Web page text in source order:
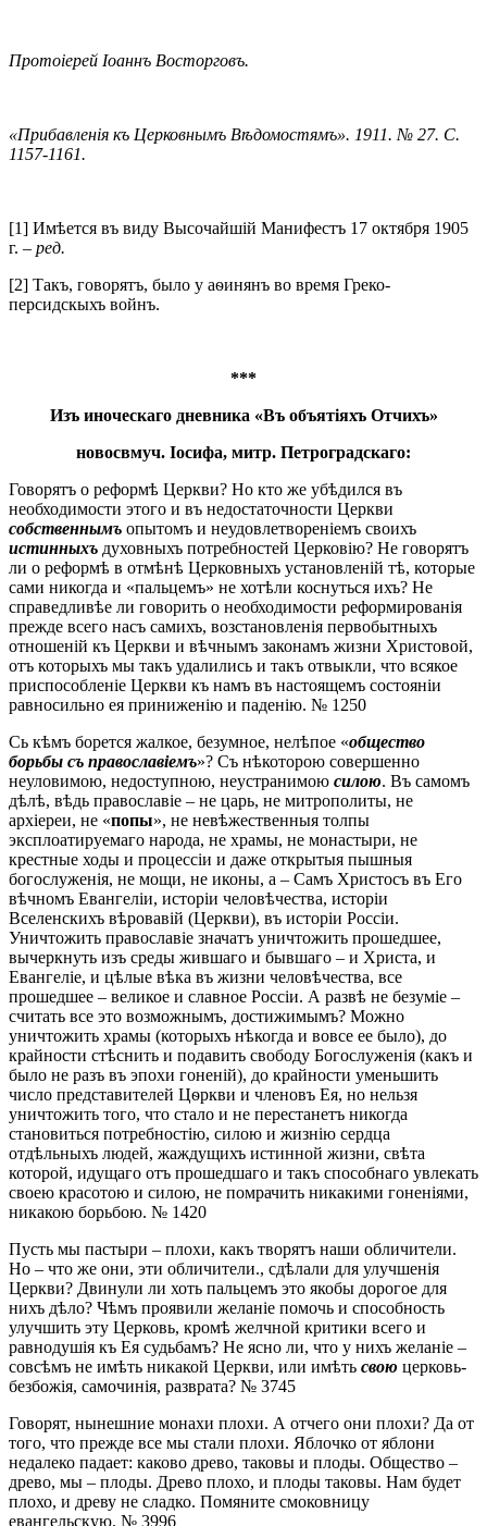
Протоіерей Іоаннъ Восторговъ.
«Прибавленія къ Церковнымъ Вѣдомостямъ». 1911. № 27. С.
1157-1161.
[1] Имѣется въ виду Высочайшій Манифестъ 17 октября 1905
г. – ред.
[2] Такъ, говорятъ, было у аѳинянъ во время Греко-
персидскыхъ войнъ.
***
Изъ иноческаго дневника «Въ объятіяхъ Отчихъ»
новосвмуч. Іосифа, митр. Петроградскаго:
Говорятъ о реформѣ Церкви? Но кто же убѣдился въ
необходимости этого и въ недостаточности Церкви
собственнымъ опытомъ и неудовлетвореніемъ своихъ
истинныхъ духовныхъ потребностей Церковію? Не говорятъ
ли о реформѣ в отмѣнѣ Церковныхъ установленій тѣ, которые
сами никогда и «пальцемъ» не хотѣли коснуться ихъ? Не
справедливѣе ли говорить о необходимости реформированія
прежде всего насъ самихъ, возстановленія первобытныхъ
отношеній къ Церкви и вѣчнымъ законамъ жизни Христовой,
отъ которыхъ мы такъ удалились и такъ отвыкли, что всякое
приспособленіе Церкви къ намъ въ настоящемъ состояніи
равносильно ея приниженію и паденію. № 1250
Сь кѣмъ борется жалкое, безумное, нелѣпое «общество
борьбы съ православіемъ»? Съ нѣкоторою совершенно
неуловимою, недоступною, неустранимою силою. Въ самомъ
дѣлѣ, вѣдь православіе – не царь, не митрополиты, не
архіереи, не «попы», не невѣжественныя толпы
эксплоатируемаго народа, не храмы, не монастыри, не
крестные ходы и процессіи и даже открытыя пышныя
богослуженія, не мощи, не иконы, а – Самъ Христосъ въ Его
вѣчномъ Евангеліи, исторіи человѣчества, исторіи
Вселенскихъ вѣровавій (Церкви), въ исторіи Россіи.
Уничтожить православіе значатъ уничтожить прошедшее,
вычеркнуть изъ среды жившаго и бывшаго – и Христа, и
Евангеліе, и цѣлые вѣка въ жизни человѣчества, все
прошедшее – великое и славное Россіи. А развѣ не безуміе –
считать все это возможнымъ, достижимымъ? Можно
уничтожить храмы (которыхъ нѣкогда и вовсе ее было), до
крайности стѣснить и подавить свободу Богослуженія (какъ и
было не разъ въ эпохи гоненій), до крайности уменьшить
число представителей Цѳркви и членовъ Ея, но нельзя
уничтожить того, что стало и не перестанетъ никогда
становиться потребностію, силою и жизнію сердца
отдѣльныхъ людей, жаждущихъ истинной жизни, свѣта
которой, идущаго отъ прошедшаго и такъ способнаго увлекать
своею красотою и силою, не помрачить никакими гоненіями,
никакою борьбою. № 1420
Пусть мы пастыри – плохи, какъ творятъ наши обличители.
Но – что же они, эти обличители., сдѣлали для улучшенія
Церкви? Двинули ли хоть пальцемъ это якобы дорогое для
нихъ дѣло? Чѣмъ проявили желаніе помочь и способность
улучшить эту Церковь, кромѣ желчной критики всего и
равнодушія къ Ея судьбамъ? Не ясно ли, что у нихъ желаніе –
совсѣмъ не имѣть никакой Церкви, или имѣть свою церковь-
безбожія, самочинія, разврата? № 3745
Говорят, нынешние монахи плохи. А отчего они плохи? Да от
того, что прежде все мы стали плохи. Яблочко от яблони
недалеко падает: каково древо, таковы и плоды. Общество –
древо, мы – плоды. Древо плохо, и плоды таковы. Нам будет
плохо, и древу не сладко. Помяните смоковницу
евангельскую. № 3996